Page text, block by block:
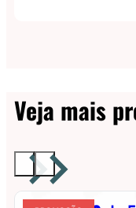
Veja mais